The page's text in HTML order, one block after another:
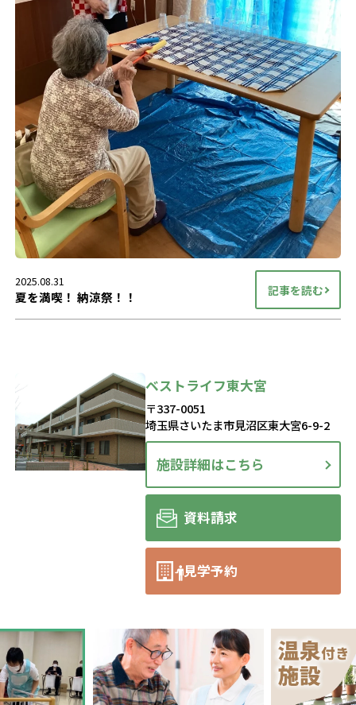
2025.08.31
夏を満喫！ 納涼祭！！ 記事を読む
ベストライフ東大宮
〒337-0051
埼玉県さいたま市見沼区東大宮6-9-2
施設詳細はこちら
資料請求
見学予約